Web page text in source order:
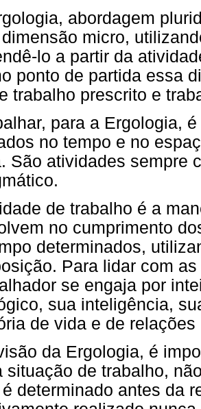
abordagem
micro,
lo a partir da
ponto de partida essa
trabalho prescrito e
para a Ergologia,
no tempo e no
São atividades sempre
de trabalho é a
no cumprimento
determinados,
Para lidar com
se engaja por
sua inteligência,
de vida e de
da Ergologia, é
situação de trabalho,
determinado antes da